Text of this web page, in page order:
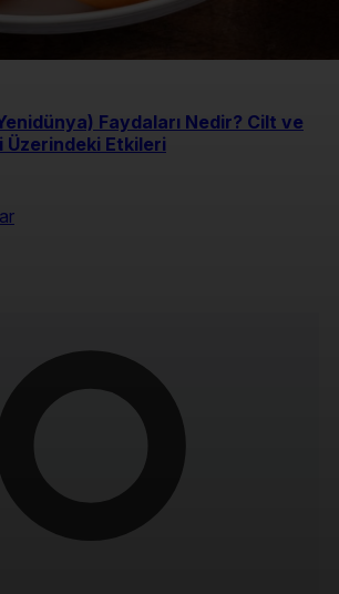
Faydaları Nedir? Cilt ve
Üzerindeki Etkileri